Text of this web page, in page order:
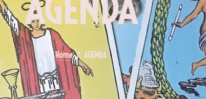
Home AGENDA